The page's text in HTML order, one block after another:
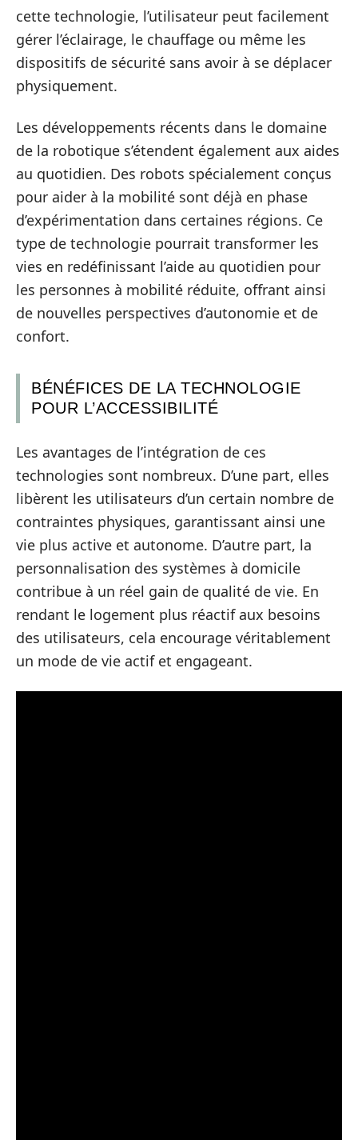
cette technologie, l’utilisateur peut facilement
gérer l’éclairage, le chauffage ou même les
dispositifs de sécurité sans avoir à se déplacer
physiquement.
Les développements récents dans le domaine
de la robotique s’étendent également aux aides
au quotidien. Des robots spécialement conçus
pour aider à la mobilité sont déjà en phase
d’expérimentation dans certaines régions. Ce
type de technologie pourrait transformer les
vies en redéfinissant l’aide au quotidien pour
les personnes à mobilité réduite, offrant ainsi
de nouvelles perspectives d’autonomie et de
confort.
BÉNÉFICES DE LA TECHNOLOGIE
POUR L’ACCESSIBILITÉ
Les avantages de l’intégration de ces
technologies sont nombreux. D’une part, elles
libèrent les utilisateurs d’un certain nombre de
contraintes physiques, garantissant ainsi une
vie plus active et autonome. D’autre part, la
personnalisation des systèmes à domicile
contribue à un réel gain de qualité de vie. En
rendant le logement plus réactif aux besoins
des utilisateurs, cela encourage véritablement
un mode de vie actif et engageant.